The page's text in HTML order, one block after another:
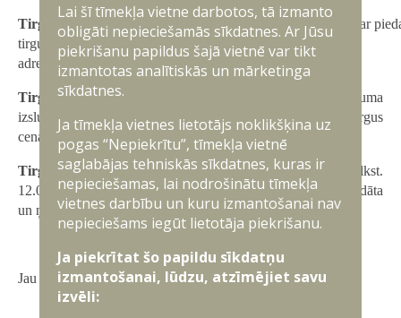
Tirgus izpētes informācijas iesniedzējam (uzņēmējam):
Par
tirgus izpētes procesā lūdzam sūtīt pieteikumu uz e-pasta
adresi: algirts.dievaitis@mil.lv
Tirgus izpētes mērķis:
2.RNC ir ieinteresēts pirms iepirkuma
izsludināšanas noskaidrot komersantu spējas un vidējās tirgus
cenas minētā iepirkuma realizēšanai.
Tirgus izpētes iesniegšanas termiņš:līdz 10.07.2026. plkst.
12.00 (pēc minētā termiņa iesūtītā informācija netiks apstrādāta
un ņemta vērā).
Jau iepriekš pateicamies par sniegtajām atbildēm!
Lai šī tīmekļa vietne darbotos, tā izmanto
obligāti nepieciešamās sīkdatnes. Ar Jūsu
piekrišanu papildus šajā vietnē var tikt
izmantotas analītiskās un mārketinga
sīkdatnes.
Ja tīmekļa vietnes lietotājs noklikšķina uz
pogas “Nepiekrītu”, tīmekļa vietnē
saglabājas tehniskās sīkdatnes, kuras ir
nepieciešamas, lai nodrošinātu tīmekļa
vietnes darbību un kuru izmantošanai nav
nepieciešams iegūt lietotāja piekrišanu.
Ja piekrītat šo papildu sīkdatņu
izmantošanai, lūdzu, atzīmējiet savu
izvēli: